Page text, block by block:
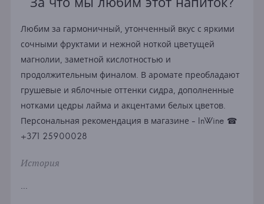
Любим за гармоничный, утонченный вкус с яркими
сочными фруктами и нежной ноткой цветущей
магнолии, заметной кислотностью и
продолжительным финалом. В аромате преобладают
грушевые и яблочные оттенки сидра, дополненные
нотками цедры лайма и акцентами белых цветов.
Персональная рекомендация в магазине - InWine ☎
+371 25900028
История
...